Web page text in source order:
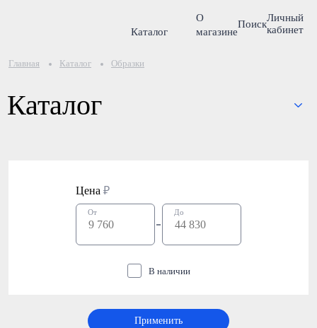
Каталог
О
магазине
Поиск
Личный
кабинет
Главная Каталог Образки
Каталог
Цена ₽
От До
В наличии
Применить